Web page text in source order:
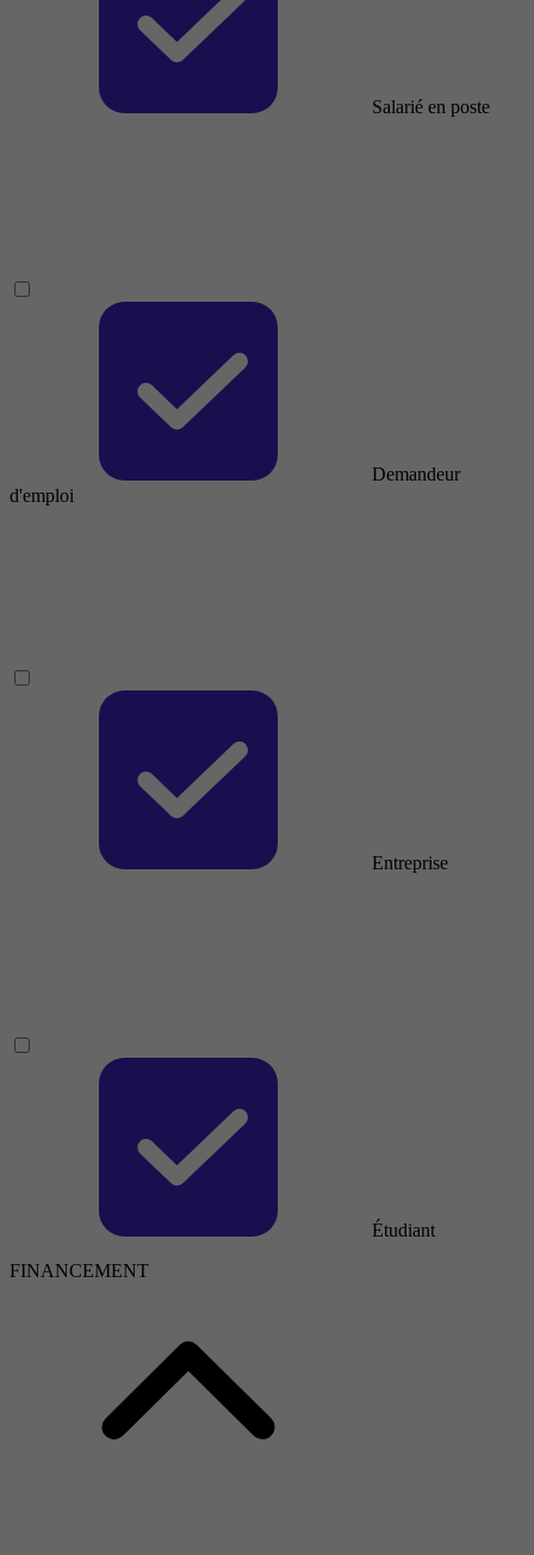
Salarié en poste
Demandeur
d'emploi
Entreprise
Étudiant
FINANCEMENT